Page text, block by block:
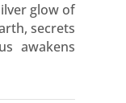
glow of
secrets
awakens